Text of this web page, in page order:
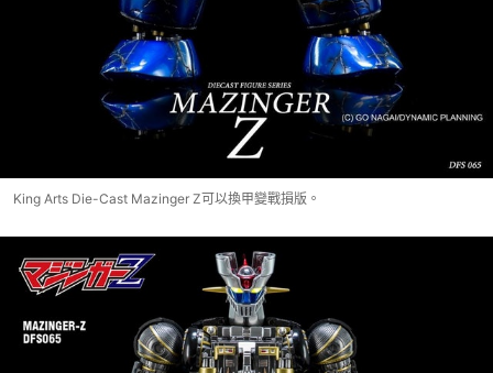
King Arts Die-Cast Mazinger Z可以換甲變戰損版。